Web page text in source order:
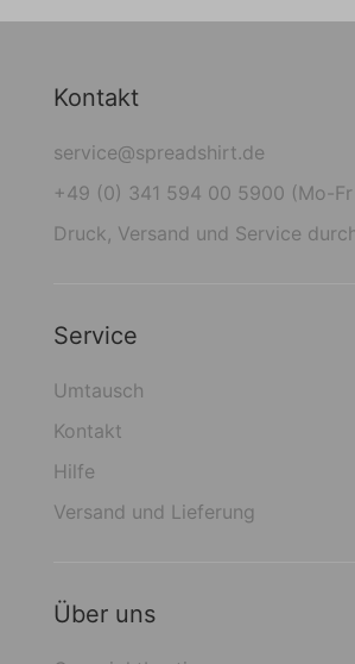
Kontakt
service@spreadshirt.de
+49 (0) 341 594 00 5900 (Mo-Fr
Druck, Versand und Service
Service
Umtausch
Kontakt
Hilfe
Versand und Lieferung
Über uns